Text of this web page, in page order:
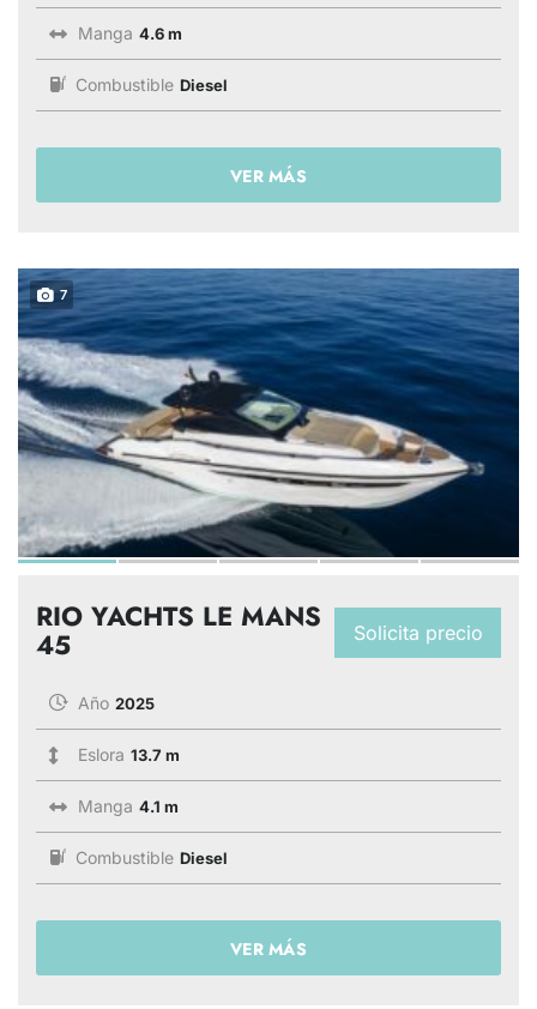
Manga 4.6 m
Combustible Diesel
VER MÁS
7
Solicita precio
RIO YACHTS LE MANS
45
Año 2025
Eslora 13.7 m
Manga 4.1 m
Combustible Diesel
VER MÁS